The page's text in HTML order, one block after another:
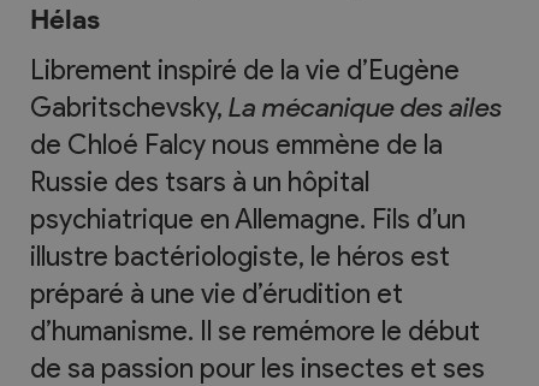
Hélas
Librement inspiré de la vie d’Eugène
Gabritschevsky, La mécanique des ailes
de Chloé Falcy nous emmène de la
Russie des tsars à un hôpital
psychiatrique en Allemagne. Fils d’un
illustre bactériologiste, le héros est
préparé à une vie d’érudition et
d’humanisme. Il se remémore le début
de sa passion pour les insectes et ses